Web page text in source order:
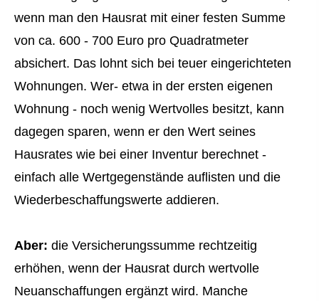
wenn man den Hausrat mit einer festen Summe
von ca. 600 - 700 Euro pro Quadratmeter
absichert. Das lohnt sich bei teuer eingerichteten
Wohnungen. Wer- etwa in der ersten eigenen
Wohnung - noch wenig Wertvolles besitzt, kann
dagegen sparen, wenn er den Wert seines
Hausrates wie bei einer Inventur berechnet -
einfach alle Wertgegenstände auflisten und die
Wiederbeschaffungswerte addieren.
Aber: die Versicherungssumme rechtzeitig
erhöhen, wenn der Hausrat durch wertvolle
Neuanschaffungen ergänzt wird. Manche